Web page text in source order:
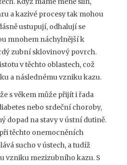
a kazivé procesy tak mohou
ustupují, odhalují se
mnohem náchylnější k
zubní sklovinový povrch.
v těchto oblastech, což
a následnému vzniku kazu.
s věkem může přijít i řada
nebo srdeční choroby,
dopad na stavy v ústní dutině.
těchto onemocněních
sucho v ústech, a tudíž
vzniku mezizubního kazu. S